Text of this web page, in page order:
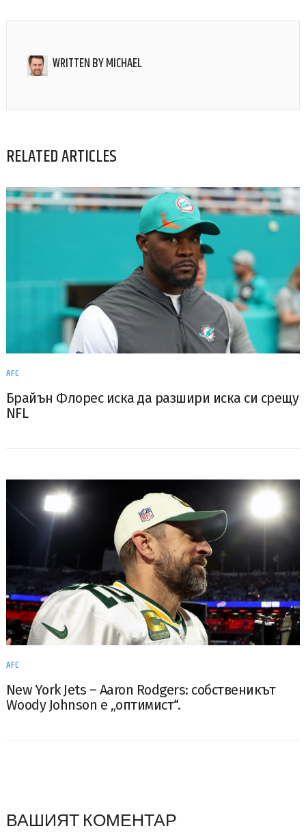
WRITTEN BYMICHAEL
RELATED ARTICLES
AFC
Брайън Флорес иска да разшири иска си срещу
NFL
AFC
New York Jets – Aaron Rodgers: собственикът
Woody Johnson е „оптимист“.
ВАШИЯТ КОМЕНТАР